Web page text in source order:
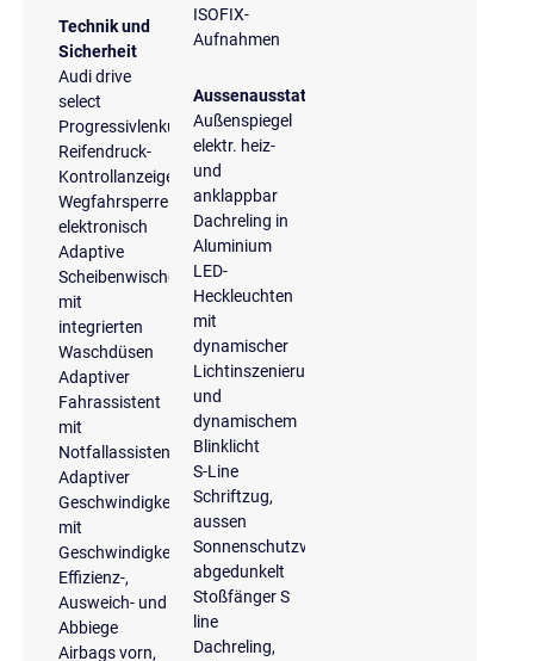
Technik und
Sicherheit
Audi drive
select
Progressivlenkung
Reifendruck-
Kontrollanzeige
Wegfahrsperre
elektronisch
Adaptive
Scheibenwischer
mit
integrierten
Waschdüsen
Adaptiver
Fahrassistent
mit
Notfallassistent
Adaptiver
Geschwindigkeitsassistent
mit
Geschwindigkeitsbegrenzer,
Effizienz-,
Ausweich- und
Abbiege
Airbags vorn,
ISOFIX-
Aufnahmen
Aussenausstattung
Außenspiegel
elektr. heiz-
und
anklappbar
Dachreling in
Aluminium
LED-
Heckleuchten
mit
dynamischer
Lichtinszenierung
und
dynamischem
Blinklicht
S-Line
Schriftzug,
aussen
Sonnenschutzverglasung
abgedunkelt
Stoßfänger S
line
Dachreling,